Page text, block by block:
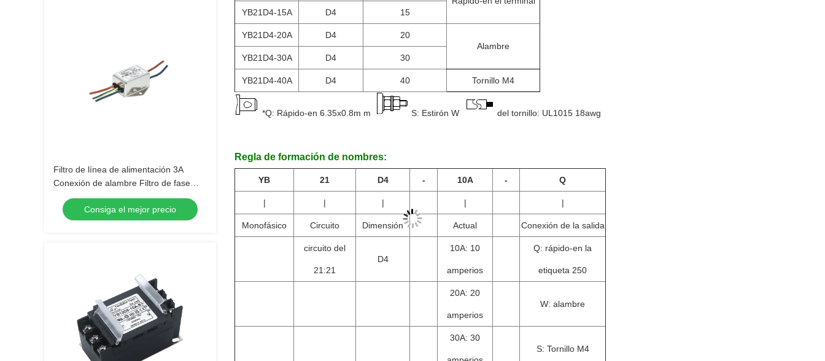
Filtro de línea de alimentación 3A
Conexión de alambre Filtro de fase
única para ensayo de rectificación
EMC
Consiga el mejor precio
YB21D4-15A
D4 15
YB21D4-20A D4
20
Alambre
YB21D4-30A
D4 30
YB21D4-40A D4 40 Tornillo M4
*Q: Rápido-en 6.35x0.8m m S: Estirón W del tornillo: UL1015 18awg
Regla de formación de nombres:
YB 21 D4 - 10A - Q
| | | | |
Monofásico Circuito Dimensión Actual Conexión de la salida
circuito del
21:21
D4
10A: 10
amperios
Q: rápido-en la
etiqueta 250
20A: 20
amperios
W: alambre
30A: 30
S: Tornillo M4